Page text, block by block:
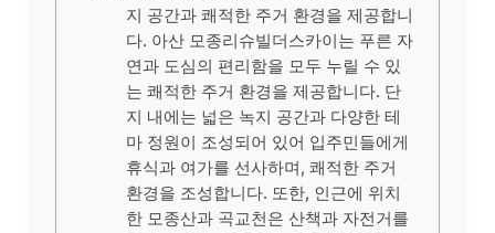
지 공간과 쾌적한 주거 환경을 제공합니
다. 아산 모종리슈빌더스카이는 푸른 자
연과 도심의 편리함을 모두 누릴 수 있
는 쾌적한 주거 환경을 제공합니다. 단
지 내에는 넓은 녹지 공간과 다양한 테
마 정원이 조성되어 있어 입주민들에게
휴식과 여가를 선사하며, 쾌적한 주거
환경을 조성합니다. 또한, 인근에 위치
한 모종산과 곡교천은 산책과 자전거를